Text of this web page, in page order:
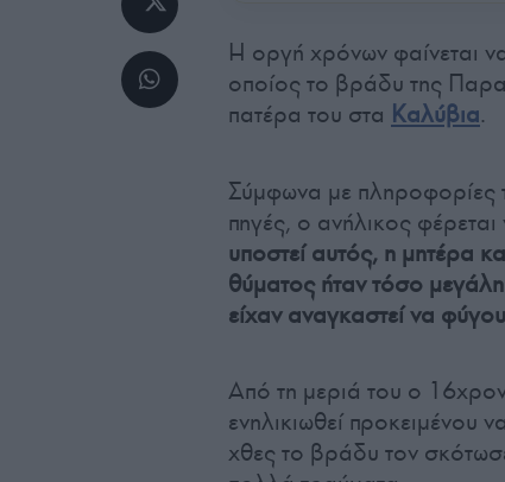
Η οργή χρόνων φαίνεται
οποίος το βράδυ της
πατέρα του στα Καλύβια.
Σύμφωνα με πληροφορίες
πηγές, ο ανήλικος φέρεται
υποστεί αυτός, η μητέρα
θύματος ήταν τόσο
είχαν αναγκαστεί να
Από τη μεριά του ο
ενηλικιωθεί προκειμένου
χθες το βράδυ τον